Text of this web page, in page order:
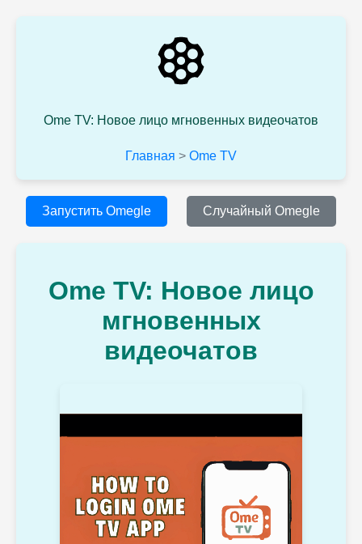
Ome TV: Новое лицо мгновенных видеочатов
Главная > Ome TV
Запустить Omegle Случайный Omegle
Ome TV: Новое лицо
мгновенных
видеочатов